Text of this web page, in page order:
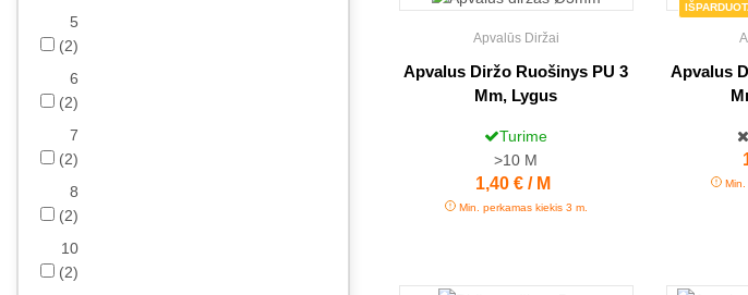
5
(2)
6
(2)
7
(2)
8
(2)
10
(2)
Apvalūs Diržai
Apvalus Diržo Ruošinys PU 3
Mm, Lygus
Turime
>10 M
Kaina
1,40 € / M
Min. perkamas kiekis 3 m.
Apvalus